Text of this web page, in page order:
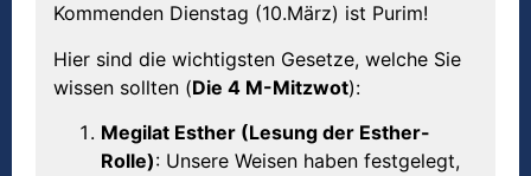
Kommenden Dienstag (10.März) ist Purim!
Hier sind die wichtigsten Gesetze, welche Sie
wissen sollten (Die 4 M-Mitzwot):
Megilat Esther (Lesung der Esther-
Rolle): Unsere Weisen haben festgelegt,